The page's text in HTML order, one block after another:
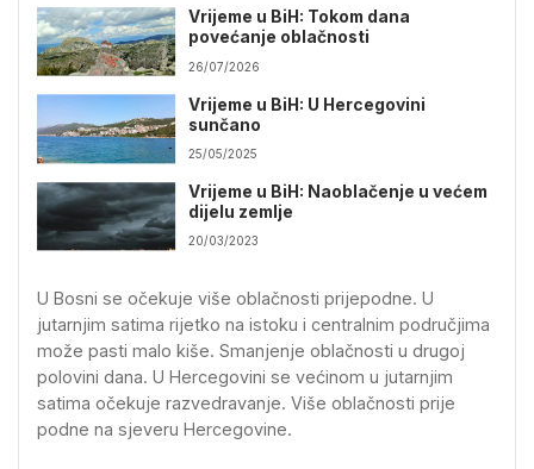
Vrijeme u BiH: Tokom dana
povećanje oblačnosti
26/07/2026
Vrijeme u BiH: U Hercegovini
sunčano
25/05/2025
Vrijeme u BiH: Naoblačenje u većem
dijelu zemlje
20/03/2023
U Bosni se očekuje više oblačnosti prijepodne. U
jutarnjim satima rijetko na istoku i centralnim područjima
može pasti malo kiše. Smanjenje oblačnosti u drugoj
polovini dana. U Hercegovini se većinom u jutarnjim
satima očekuje razvedravanje. Više oblačnosti prije
podne na sjeveru Hercegovine.